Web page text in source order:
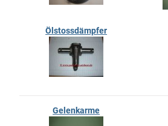
Ölstossdämpfer
Gelenkarme